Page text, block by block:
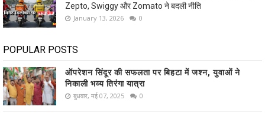
Zepto, Swiggy और Zomato ने बदली नीति
January 13, 2026 0
POPULAR POSTS
ऑपरेशन सिंदूर की सफलता पर बिहटा में जश्न, युवाओं ने
निकाली भव्य तिरंगा यात्रा
बुधवार, मई 07, 2025 0